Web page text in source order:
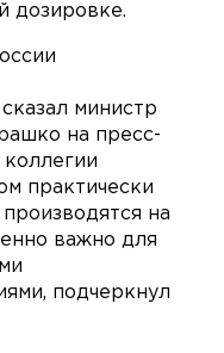
дозировке.
министр
на пресс-
практически
на
важно для
подчеркнул